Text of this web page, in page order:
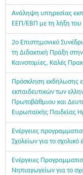
Ανάληψη υπηρεσίας
ΕΕΠ/ΕΒΠ με τη λήξη του
2ο Επιστημονικό
τη Διδακτική Πράξη
Καινοτομίες, Καλές
Πρόσκληση εκδήλωσης
εκπαιδευτικών των
Πρωτοβάθμιου και
Ευρωπαϊκής Παιδείας
Ενέργειες
Σχολείων για το σχολικό
Ενέργειες
Νηπιαγωγείων για το